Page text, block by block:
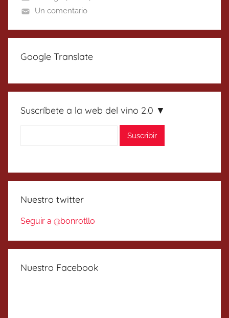
Un comentario
Google Translate
Suscríbete a la web del vino 2.0 ▼
Nuestro twitter
Seguir a @bonrotllo
Nuestro Facebook